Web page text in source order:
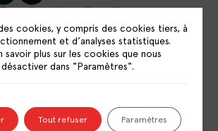
NATIONAL DES CENTRES DE
POLITIQUE DE LA VILLE
cookies, y compris des cookies tiers, à
et d’analyses statistiques.
savoir plus sur les cookies que nous
dans "Paramètres".
Tout refuser Paramètres